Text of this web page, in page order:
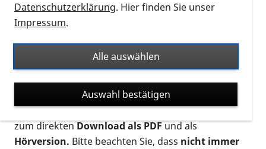
Auf dieser Seite finden Sie sämtliches Infomaterial
Ort. Nutzen Sie den Formatfilter, um ausschließlich
nach Flyern und Broschüren, Audios oder Videos zu
suchen. Die meisten Flyer und Broschüren werden in
verschiedenen Formaten angeboten: zur
postalischen Bestellung als gedruckte Variante
zum direktenDownload als PDFund als
Hörversion. Bitte beachten Sie, dass nicht immer
Datenschutzerklärung. Hier finden Sie unser
Impressum.
Alle auswählen
Auswahl bestätigen